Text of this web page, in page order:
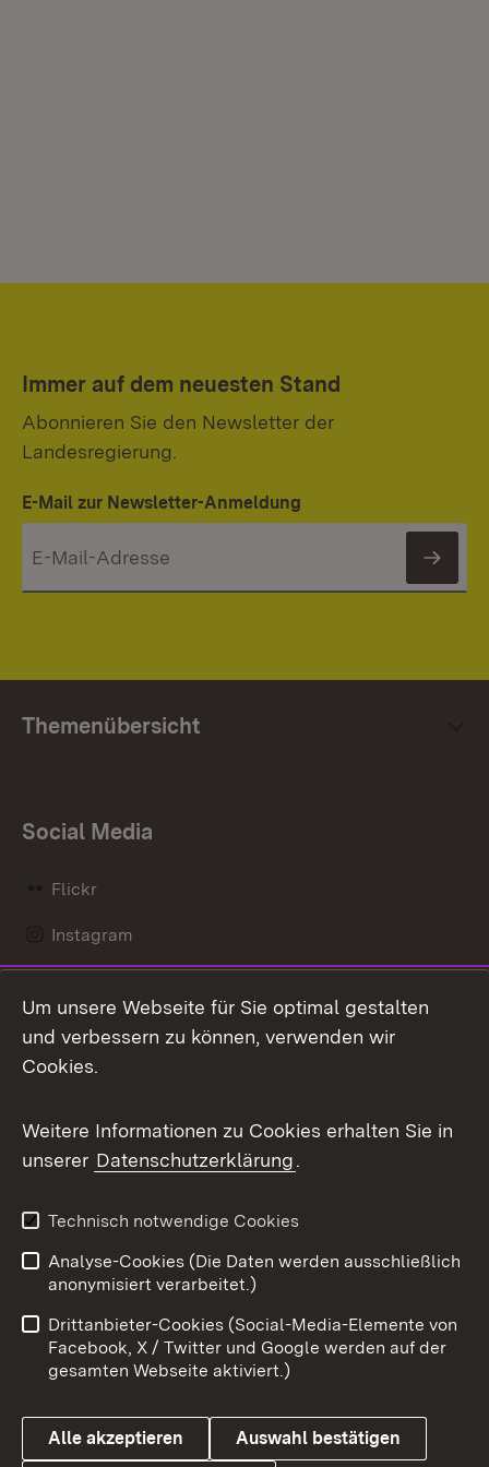
Immer auf dem neuesten Stand
Abonnieren Sie den Newsletter der
Landesregierung.
E-Mail zur Newsletter-Anmeldung
Themenübersicht
Social Media
Flickr
Instagram
Mastodon
Messenger
Social Wall
X / Twitter
Youtube
Benutzungshinweise
Barrierefreiheit
Datenschutz
Cookies
Um unsere Webseite für Sie optimal gestalten
und verbessern zu können, verwenden wir
Cookies.
Weitere Informationen zu Cookies erhalten Sie in
unserer Datenschutzerklärung.
Technisch notwendige Cookies
Analyse-Cookies (Die Daten werden ausschließlich
anonymisiert verarbeitet.)
Drittanbieter-Cookies (Social-Media-Elemente von
Facebook, X / Twitter und Google werden auf der
gesamten Webseite aktiviert.)
Alle akzeptieren Auswahl bestätigen